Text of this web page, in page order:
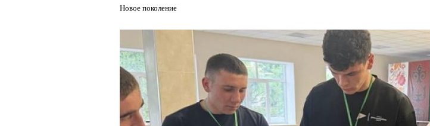
Новое поколение